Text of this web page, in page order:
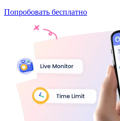
Попробовать бесплатно